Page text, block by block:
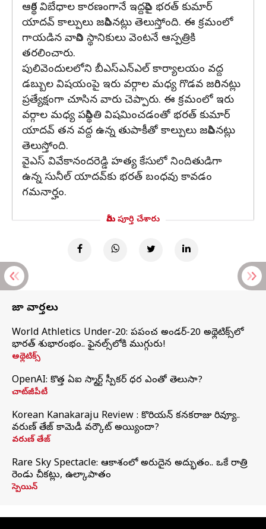
ఆర్థిక విబేధాల కారణంగానే ఇద్దరిపై భరత్ కుమార్
యాదవ్ కాల్పులు జరిపినట్లు తెలుస్తోంది. ఈ క్రమంలో
గాయడిన వారిని స్థానికులు వెంటనే ఆస్పత్రికి
తరలించారు.
పులివెందులలోని బీఎస్ఎన్ఎల్ కార్యాలయం వద్ద
డబ్బుల విషయంపై ఇరు వర్గాల మధ్య గొడవ జరిగినట్లు
ప్రత్యేక్షంగా చూసిన వారు చెప్పారు. ఈ క్రమంలో ఇరు
వర్గాల మధ్య పరిస్థితి విషమించడంతో భరత్ కుమార్
యాదవ్ తన వద్ద ఉన్న తుపాకీతో కాల్పులు జరిపినట్లు
తెలుస్తోంది.
వైఎస్ వివేకానందరెడ్డి హత్య కేసులో నిందితుడిగా
ఉన్న సునీల్ యాదవ్‌కు భరత్ బంధవు కావడం
గమనార్హం.
మీరు పూర్తి చేశారు
తాజా వార్తలు
World Athletics Under-20: ప్రపంచ అండర్-20 అథ్లెటిక్స్‌లో
భారత్‌ శుభారంభం.. ఫైనల్స్‌లోకి ముగ్గురు!
అథ్లెటిక్స్
OpenAI: కొత్త ఏఐ స్మార్ట్ స్పీకర్ ధర ఎంతో తెలుసా?
చాట్‌జీపీటీ
Korean Kanakaraju Review : కొరియన్ కనకరాజు రివ్యూ..
వరుణ్ తేజ్ కామెడీ వర్కౌట్ అయ్యిందా?
వరుణ్ తేజ్
Rare Sky Spectacle: ఆకాశంలో అరుదైన అద్భుతం.. ఒకే రాత్రి
రెండు చీకట్లు, ఉల్కాపాతం
స్పెయిన్